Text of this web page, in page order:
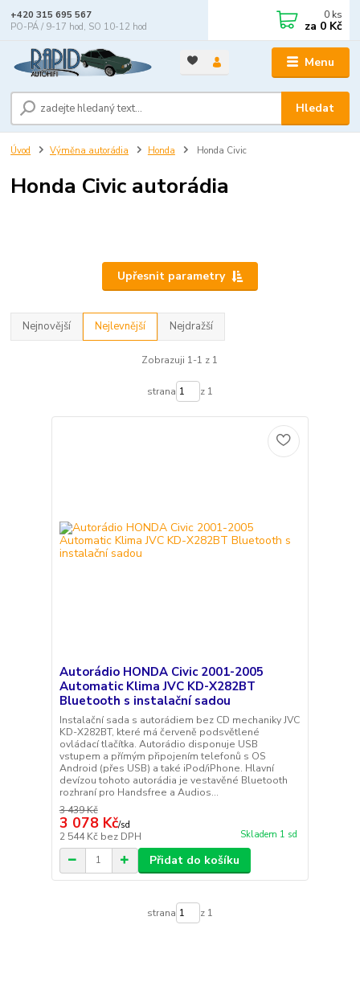
Menu
Hledat
+420 315 695 567
PO-PÁ / 9-17 hod, SO 10-12 hod
0 ks
za 0 Kč
Úvod Výměna autorádia Honda Honda Civic
Honda Civic autorádia
Upřesnit parametry
Nejnovější Nejlevnější Nejdražší
Zobrazuji 1-1 z 1
strana z 1
Autorádio HONDA Civic 2001-2005
Automatic Klima JVC KD-X282BT
Bluetooth s instalační sadou
Instalační sada s autorádiem bez CD mechaniky JVC
KD-X282BT, které má červeně podsvětlené
ovládací tlačítka. Autorádio disponuje USB
vstupem a přímým připojením telefonů s OS
Android (přes USB) a také iPod/iPhone. Hlavní
devízou tohoto autorádia je vestavěné Bluetooth
rozhraní pro Handsfree a Audios...
3 439 Kč
3 078 Kč/sd
2 544 Kč bez DPH Skladem 1 sd
Přidat do košíku
strana z 1